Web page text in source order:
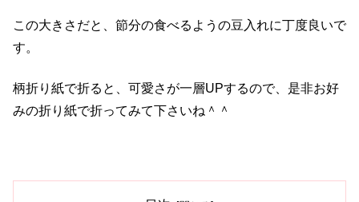
この大きさだと、節分の食べるようの豆入れに丁度良いで
す。
柄折り紙で折ると、可愛さが一層UPするので、是非お好
みの折り紙で折ってみて下さいね＾＾